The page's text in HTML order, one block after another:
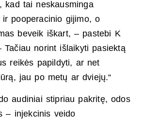
kad tai neskausminga
ir pooperacinio gijimo, o
beveik iškart, – pastebi K
Tačiau norint išlaikyti pasiektą
reikės papildyti, ar net
jau po metų ar dviejų.“
audiniai stipriau pakritę, odos
– injekcinis veido